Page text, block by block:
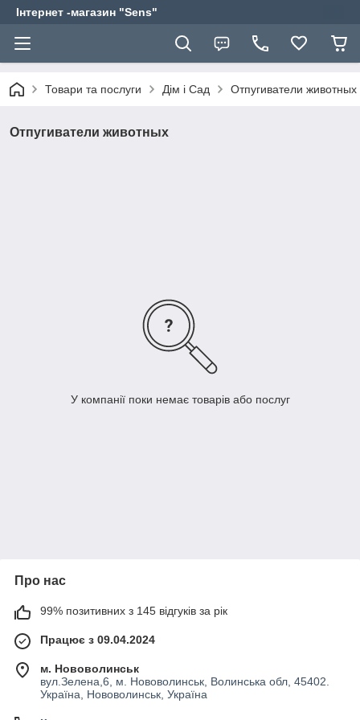
Інтернет -магазин "Sens"
Товари та послуги Дім і Сад Отпугиватели животных
Отпугиватели животных
У компанії поки немає товарів або послуг
Про нас
99% позитивних з 145 відгуків за рік
Працює з 09.04.2024
м. Нововолинськ
вул.Зелена,6, м. Нововолинськ, Волинська обл, 45402.
Україна, Нововолинськ, Україна